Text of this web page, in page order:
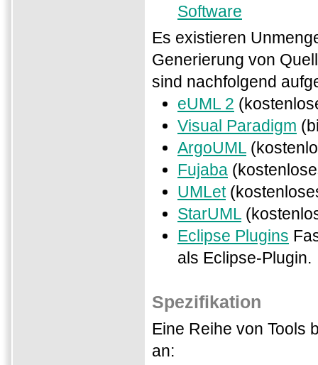
Software
Es existieren
Generierung von
sind nachfolgend
eUML 2
Visual Paradigm
ArgoUML
Fujaba
UMLet
StarUML
Eclipse Plugins
als Eclipse-Plugin.
Spezifikation
Eine Reihe von Tools
an: